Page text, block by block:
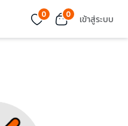
0 0 เข้าสู่ระบบ